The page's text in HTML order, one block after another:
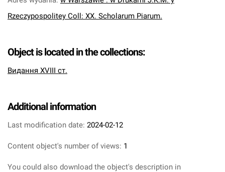
Rzeczypospolitey Coll: XX. Scholarum Piarum.
Object is located in the collections:
Видання XVIII ст.
Additional information
Last modification date: 2024-02-12
Content object's number of views: 1
You could also download the object's description in